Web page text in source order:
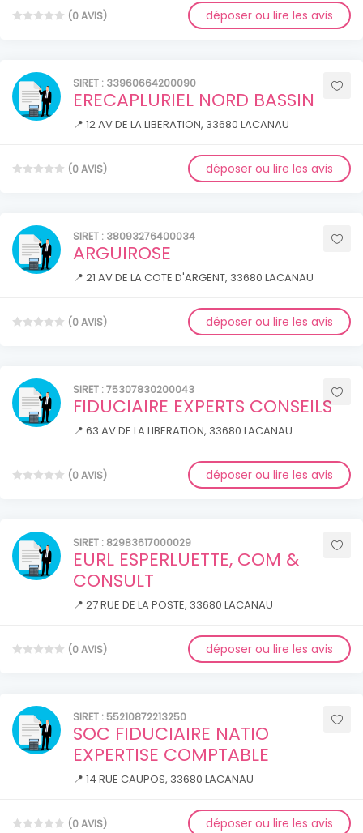
(0 AVIS) déposer ou lire les avis
SIRET : 33960664200090
ERECAPLURIEL NORD BASSIN
📍 12 AV DE LA LIBERATION, 33680 LACANAU
(0 AVIS) déposer ou lire les avis
SIRET : 38093276400034
ARGUIROSE
📍 21 AV DE LA COTE D'ARGENT, 33680 LACANAU
(0 AVIS) déposer ou lire les avis
SIRET : 75307830200043
FIDUCIAIRE EXPERTS CONSEILS
📍 63 AV DE LA LIBERATION, 33680 LACANAU
(0 AVIS) déposer ou lire les avis
SIRET : 82983617000029
EURL ESPERLUETTE, COM &
CONSULT
📍 27 RUE DE LA POSTE, 33680 LACANAU
(0 AVIS) déposer ou lire les avis
SIRET : 55210872213250
SOC FIDUCIAIRE NATIO
EXPERTISE COMPTABLE
📍 14 RUE CAUPOS, 33680 LACANAU
(0 AVIS) déposer ou lire les avis